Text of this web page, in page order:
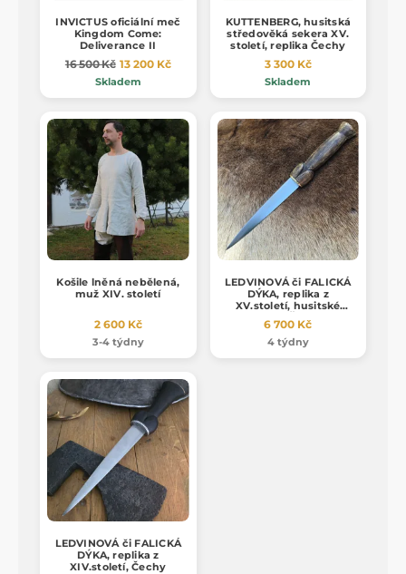
INVICTUS oficiální meč
Kingdom Come:
Deliverance II
16 500 Kč 13 200 Kč
Skladem
KUTTENBERG, husitská
středověká sekera XV.
století, replika Čechy
3 300 Kč
Skladem
Košile lněná nebělená,
muž XIV. století
2 600 Kč
3-4 týdny
LEDVINOVÁ či FALICKÁ
DÝKA, replika z
XV.století, husitské
války, Čechy
6 700 Kč
4 týdny
LEDVINOVÁ či FALICKÁ
DÝKA, replika z
XIV.století, Čechy